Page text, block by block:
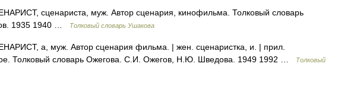
сценариста, муж. Автор сценария, кинофильма. Толковый словарь
1935 1940 …
Толковый словарь Ушакова
а, муж. Автор сценария фильма. | жен. сценаристка, и. | прил.
ое. Толковый словарь Ожегова. С.И. Ожегов, Н.Ю. Шведова. 1949 1992 …
Толковый